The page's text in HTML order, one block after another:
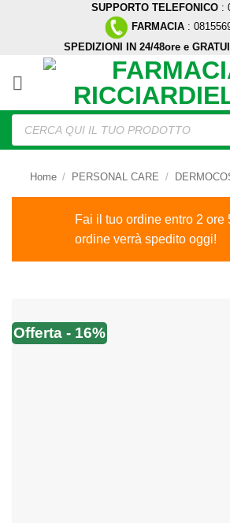
SUPPORTO TELEFONICO :
FARMACIA :
SPEDIZIONI IN 24/48ore e
Ricerca
prodotti
Home / PERSONAL CARE /
Fai il tuo ordine entro 2 ore
ordine verrà spedito oggi!
Offerta - 16%